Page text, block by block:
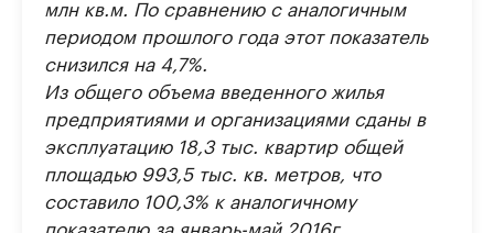
млн кв.м. По сравнению с аналогичным
периодом прошлого года этот показатель
снизился на 4,7%.
Из общего объема введенного жилья
предприятиями и организациями сданы в
эксплуатацию 18,3 тыс. квартир общей
площадью 993,5 тыс. кв. метров, что
составило 100,3% к аналогичному
показателю за январь-май 2016г.